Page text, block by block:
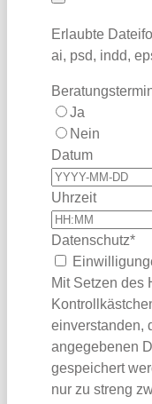
Erlaubte
ai, psd, indd,
Ja
Nein
Datum
Uhrzeit
Email
Address*
Datenschutz*
Mit Setzen des
einverstanden,
angegebenen
gespeichert
nur zu streng